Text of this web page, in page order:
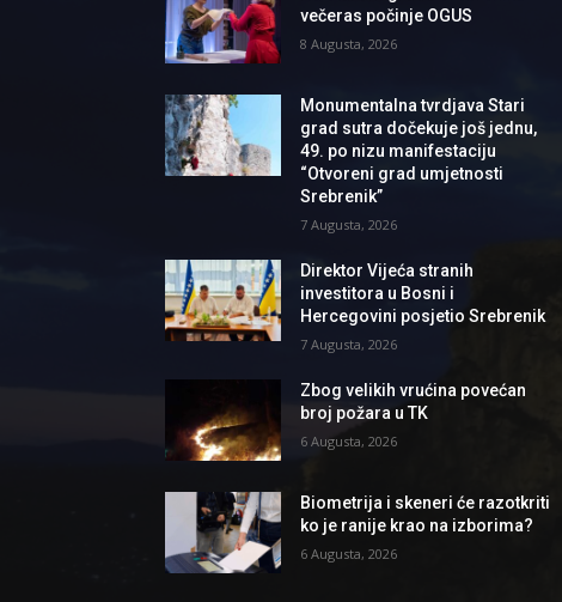
večeras počinje OGUS
8 Augusta, 2026
Monumentalna tvrdjava Stari
grad sutra dočekuje još jednu,
49. po nizu manifestaciju
“Otvoreni grad umjetnosti
Srebrenik”
7 Augusta, 2026
Direktor Vijeća stranih
investitora u Bosni i
Hercegovini posjetio Srebrenik
7 Augusta, 2026
Zbog velikih vrućina povećan
broj požara u TK
6 Augusta, 2026
Biometrija i skeneri će razotkriti
ko je ranije krao na izborima?
6 Augusta, 2026